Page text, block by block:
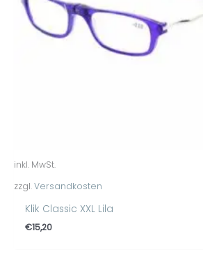
inkl. MwSt.
zzgl.Versandkosten
Klik Classic XXL Lila
€15,20